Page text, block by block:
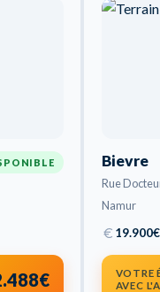
Bievre
Rue
Namur
19.900€
VOTRE
AVEC